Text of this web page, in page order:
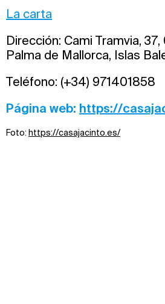
La carta
Dirección: Cami Tramvia, 37,
Palma de Mallorca, Islas
Teléfono: (+34) 971401858
Página web: https://
Foto: https://casajacinto.es/